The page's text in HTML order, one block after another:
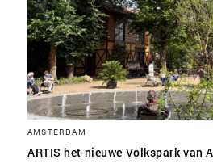
AMSTERDAM
ARTIS het nieuwe Volkspark van
SLA VOORKEUREN